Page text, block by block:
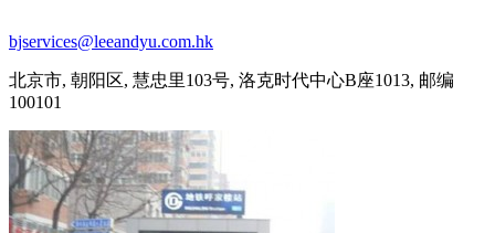
bjservices@leeandyu.com.hk
北京市, 朝阳区, 慧忠里103号, 洛克时代中心B座1013, 邮编
100101